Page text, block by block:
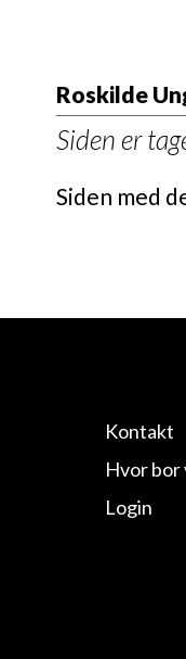
Roskilde
Siden er
Siden med
Kontakt
Hvor bor
Login